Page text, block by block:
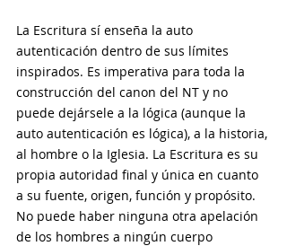
La Escritura sí enseña la auto
autenticación dentro de sus límites
inspirados. Es imperativa para toda la
construcción del canon del NT y no
puede dejársele a la lógica (aunque la
auto autenticación es lógica), a la historia,
al hombre o la Iglesia. La Escritura es su
propia autoridad final y única en cuanto
a su fuente, origen, función y propósito.
No puede haber ninguna otra apelación
de los hombres a ningún cuerpo